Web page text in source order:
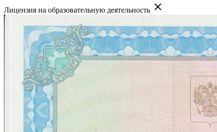
Лицензия на образовательную деятельность close